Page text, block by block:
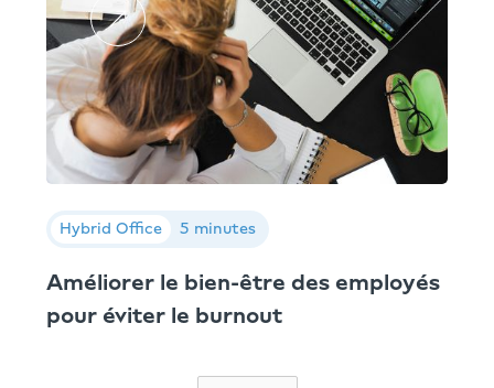
Hybrid Office 5 minutes
Améliorer le bien-être des employés
pour éviter le burnout